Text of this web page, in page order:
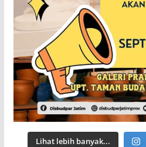
Lihat lebih banyak...